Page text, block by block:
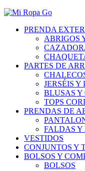
PRENDA
ABRIGOS
PARTES DE
JERSÉIS Y
BLUSAS Y
TOPS
PRENDAS DE
FALDAS
VESTIDOS
CONJUNTOS Y
BOLSOS Y
BOLSOS